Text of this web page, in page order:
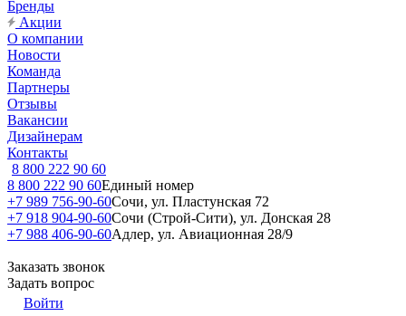
Бренды
Акции
О компании
Новости
Команда
Партнеры
Отзывы
Вакансии
Дизайнерам
Контакты
8 800 222 90 60
8 800 222 90 60Единый номер
+7 989 756-90-60Сочи, ул. Пластунская 72
+7 918 904-90-60Сочи (Строй-Сити), ул. Донская 28
+7 988 406-90-60Адлер, ул. Авиационная 28/9
Заказать звонок
Задать вопрос
Войти